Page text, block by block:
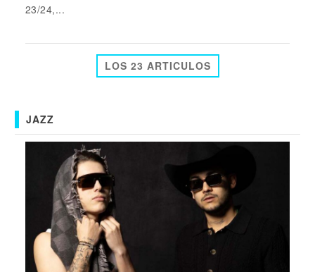
23/24,...
LOS 23 ARTICULOS
JAZZ